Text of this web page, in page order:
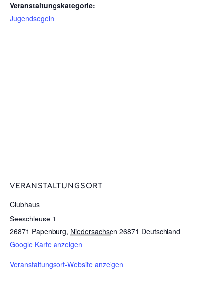
Veranstaltungskategorie:
Jugendsegeln
VERANSTALTUNGSORT
Clubhaus
Seeschleuse 1
26871 Papenburg, Niedersachsen 26871 Deutschland
Google Karte anzeigen
Veranstaltungsort-Website anzeigen